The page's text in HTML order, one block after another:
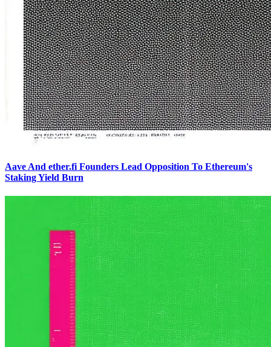
Aave And ether.fi Founders Lead Opposition To Ethereum's
Staking Yield Burn